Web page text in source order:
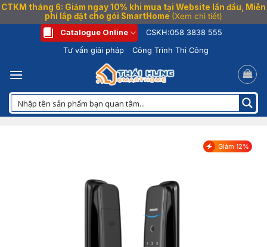
CTKM tháng 6: Giảm ngay 10% khi mua tại Website lần đầu, Miễn
phí lắp đặt cho gói SmartHome (Xem chi tiết)
dung
Catalogue Online CSKH:058 3838 555
Tư vấn giải pháp
Công Trình Thi Công
Giảm 12%